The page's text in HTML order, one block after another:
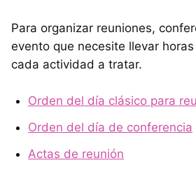
Para organizar reuniones,
evento que necesite llevar
cada actividad a tratar.
Orden del día clásico para
Orden del día de conferencia
Actas de reunión